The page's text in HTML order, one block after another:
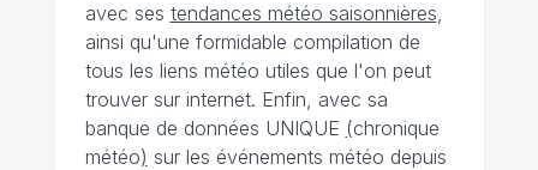
avec ses tendances météo saisonnières,
ainsi qu'une formidable compilation de
tous les liens météo utiles que l'on peut
trouver sur internet. Enfin, avec sa
banque de données UNIQUE (chronique
météo) sur les événements météo depuis